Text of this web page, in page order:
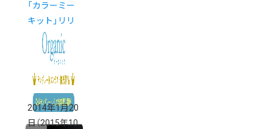
「カラーミー
キット」リリ
ース
2014年1月20
日（2015年10